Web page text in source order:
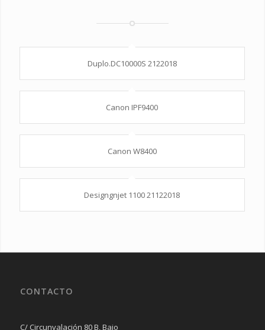
Duplo.DC10000S 2122018
Canon IPF9400
Canon W8400
Designgnjet 1100 21122018
CONTACTO
C/ Circunvalación 80 B, Bajo